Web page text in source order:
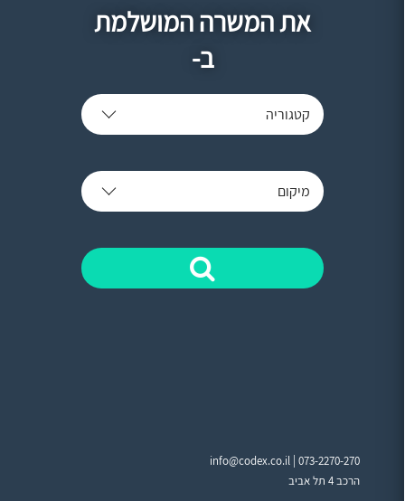
את המשרה המושלמת
ב-
קטגוריה
מיקום
info@codex.co.il |073-2270-270
הרכב 4 תל אביב